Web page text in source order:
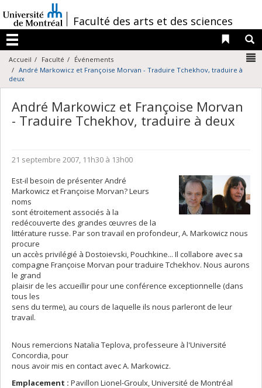
au
contenu
/Faculté des arts et des sciences
Menu
Liens
Accueil Faculté
Événements
André Markowicz et Françoise Morvan - Traduire Tchekhov, traduire à
deux
André Markowicz et Françoise Morvan
- Traduire Tchekhov, traduire à deux
21 septembre 2007, 11h30 à 13h00
Est-il besoin de présenter André
Markowicz et Françoise Morvan? Leurs
noms
sont étroitement associés à la
redécouverte des grandes œuvres de la
littérature russe. Par son travail en profondeur, A. Markowicz nous
procure
un accès privilégié à Dostoievski, Pouchkine... Il collabore avec sa
compagne Françoise Morvan pour traduire Tchekhov. Nous aurons
le grand
plaisir de les accueillir pour une conférence exceptionnelle (dans
tous les
sens du terme), au cours de laquelle ils nous parleront de leur
travail.
Nous remercions Natalia Teplova, professeure à l'Université
Concordia, pour
nous avoir mis en contact avec A. Markowicz.
Emplacement : Pavillon Lionel-Groulx, Université de Montréal